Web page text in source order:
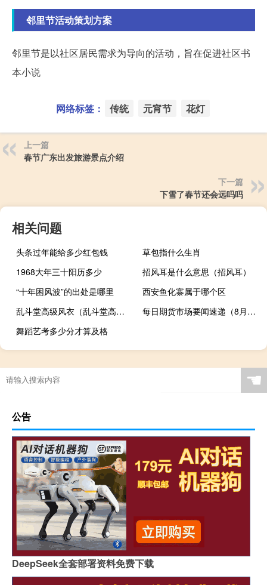
邻里节活动策划方案
邻里节是以社区居民需求为导向的活动，旨在促进社区书
本小说
网络标签： 传统 元宵节 花灯
上一篇
春节广东出发旅游景点介绍
下一篇
下雪了春节还会远吗吗
相关问题
头条过年能给多少红包钱
草包指什么生肖
1968大年三十阳历多少
招风耳是什么意思（招风耳）
“十年困风波”的出处是哪里
西安鱼化寨属于哪个区
乱斗堂高级风衣（乱斗堂高级外套）
每日期货市场要闻速递（8月22日）
舞蹈艺考多少分才算及格
☚
公告
DeepSeek全套部署资料免费下载